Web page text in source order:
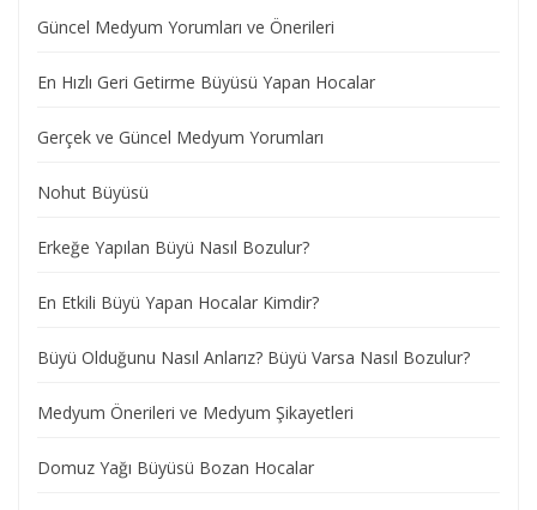
Güncel Medyum Yorumları ve Önerileri
En Hızlı Geri Getirme Büyüsü Yapan Hocalar
Gerçek ve Güncel Medyum Yorumları
Nohut Büyüsü
Erkeğe Yapılan Büyü Nasıl Bozulur?
En Etkili Büyü Yapan Hocalar Kimdir?
Büyü Olduğunu Nasıl Anlarız? Büyü Varsa Nasıl Bozulur?
Medyum Önerileri ve Medyum Şikayetleri
Domuz Yağı Büyüsü Bozan Hocalar